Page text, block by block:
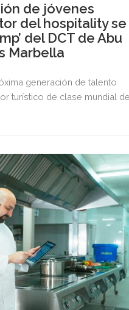
de jóvenes
del hospitality se
del DCT de Abu
Marbella
generación de talento
turístico de clase mundial